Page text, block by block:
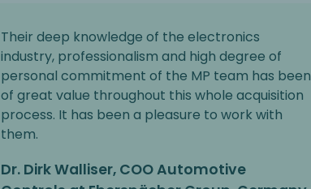
Their deep knowledge of the electronics
industry, professionalism and high degree of
personal commitment of the MP team has been
of great value throughout this whole acquisition
process. It has been a pleasure to work with
them.
Dr. Dirk Walliser, COO Automotive